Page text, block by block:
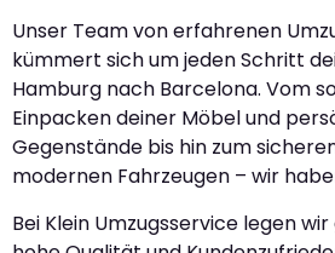
Unser Team von erfahrenen
kümmert sich um jeden Schritt
Hamburg nach Barcelona. Vom
Einpacken deiner Möbel und
Gegenstände bis hin zum
modernen Fahrzeugen – wir
Bei Klein Umzugsservice legen